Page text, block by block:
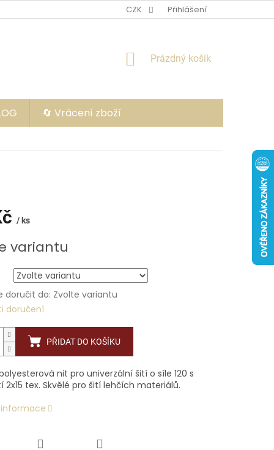
CZK Přihlášení
NÁKUPNÍ
Prázdný košík
🔄 Vrácení zboží
/ ks
variantu
doručit do: Zvolte variantu
doručení
PŘIDAT DO KOŠÍKU
nit pro univerzální šití o síle 120 s
2x15 tex. Skvělé pro šití lehčích materiálů.